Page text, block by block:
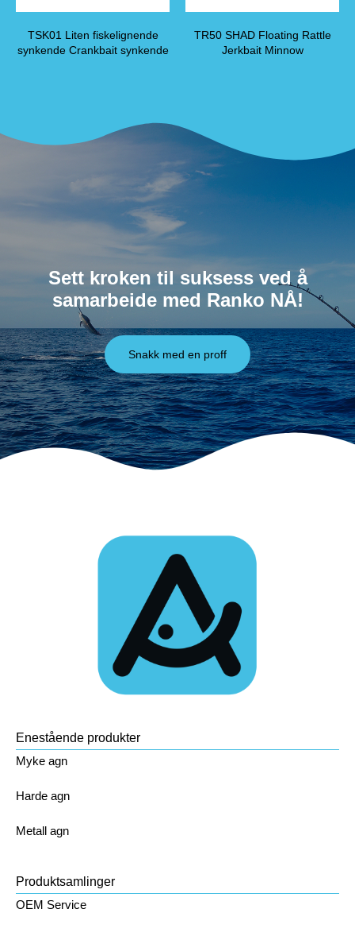
TSK01 Liten fiskelignende
synkende Crankbait synkende
TR50 SHAD Floating Rattle
Jerkbait Minnow
Sett kroken til suksess ved å
samarbeide med Ranko NÅ!
Snakk med en proff
Enestående produkter
Myke agn
Harde agn
Metall agn
Produktsamlinger
OEM Service